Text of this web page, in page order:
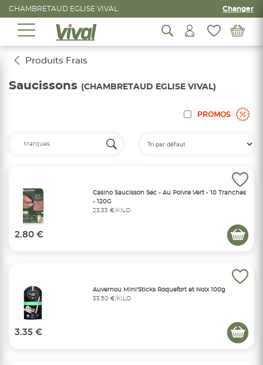
CHAMBRETAUD EGLISE VIVAL Changer
Produits Frais
Saucissons (CHAMBRETAUD EGLISE VIVAL)
PROMOS
Casino Saucisson Sec - Au Poivre Vert - 10 Tranches
- 120G
23,33 €/KILO
2.80 €
Auvernou Mini'Sticks Roquefort et Noix 100g
33,50 €/KILO
3.35 €